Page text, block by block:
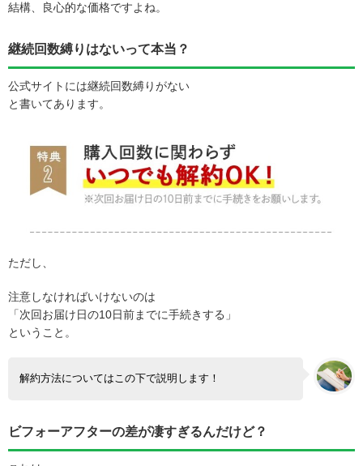
結構、良心的な価格ですよね。
継続回数縛りはないって本当？
公式サイトには継続回数縛りがない
と書いてあります。
ただし、
注意しなければいけないのは
「次回お届け日の10日前までに手続きする」
ということ。
解約方法についてはこの下で説明します！
ビフォーアフターの差が凄すぎるんだけど？